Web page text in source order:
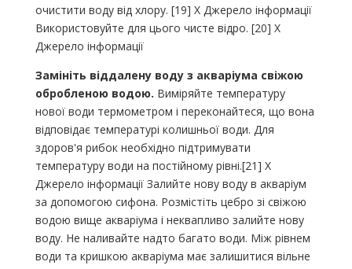
очистити воду від хлору. [19] X Джерело інформації
Використовуйте для цього чисте відро. [20] X
Джерело інформації
Замініть віддалену воду з акваріума свіжою
обробленою водою. Виміряйте температуру
нової води термометром і переконайтеся, що вона
відповідає температурі колишньої води. Для
здоров'я рибок необхідно підтримувати
температуру води на постійному рівні.[21] X
Джерело інформації Залийте нову воду в акваріум
за допомогою сифона. Розмістіть цебро зі свіжою
водою вище акваріума і неквапливо залийте нову
воду. Не наливайте надто багато води. Між рівнем
води та кришкою акваріума має залишитися вільне